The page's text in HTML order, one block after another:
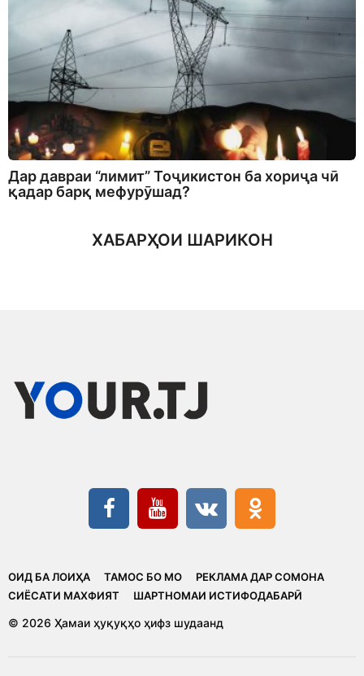
Дар давраи “лимит” Тоҷикистон ба хориҷа чӣ
қадар барқ мефурӯшад?
ХАБАРҲОИ ШАРИКОН
ОИД БА ЛОИҲА ТАМОС БО МО
РЕКЛАМА ДАР СОМОНА
CИЁСАТИ МАХФИЯТ
ШАРТНОМАИ ИСТИФОДАБАРӢ
© 2026 Ҳамаи ҳуқуқҳо ҳифз шудаанд